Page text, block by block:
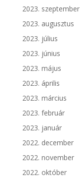
2023. szeptember
2023. augusztus
2023. július
2023. június
2023. május
2023. április
2023. március
2023. február
2023. január
2022. december
2022. november
2022. október